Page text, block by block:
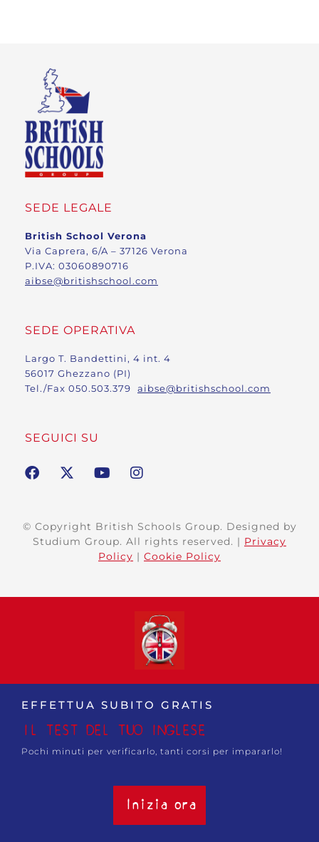
SEDE LEGALE
British School Verona
Via Caprera, 6/A – 37126 Verona
P.IVA: 03060890716
aibse@britishschool.com
SEDE OPERATIVA
Largo T. Bandettini, 4 int. 4
56017 Ghezzano (PI)
Tel./Fax 050.503.379 aibse@britishschool.com
SEGUICI SU
© Copyright British Schools Group. Designed by
Studium Group. All rights reserved. | Privacy
Policy | Cookie Policy
EFFETTUA SUBITO GRATIS
IL TEST DEL TUO INGLESE
Pochi minuti per verificarlo, tanti corsi per impararlo!
Inizia ora